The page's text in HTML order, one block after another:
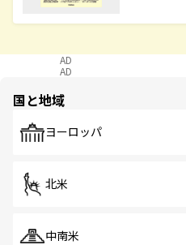
AD
AD
国と地域
ヨーロッパ
北米
中南米